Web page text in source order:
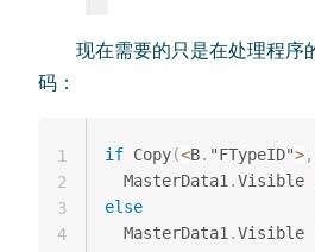
现在需要的只是在处理程序
码：
if Copy(<B. "FTypeID">,
  MasterData1
.Visible
else
  MasterData1
.Visible
1
2
3
4